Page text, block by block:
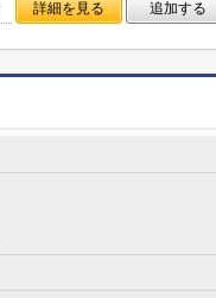
詳細を見る 追加する